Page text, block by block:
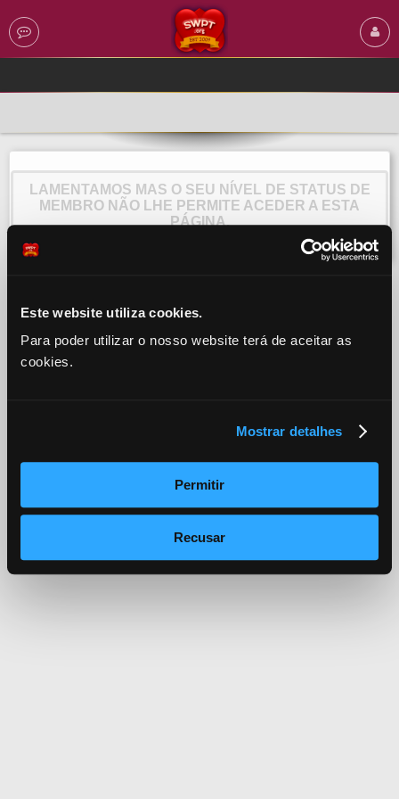
Este website utiliza cookies.
Para poder utilizar o nosso website terá de aceitar as
cookies.
Mostrar detalhes
Permitir
Recusar
LAMENTAMOS MAS O SEU NÍVEL DE STATUS DE
MEMBRO NÃO LHE PERMITE ACEDER A ESTA
PÁGINA.